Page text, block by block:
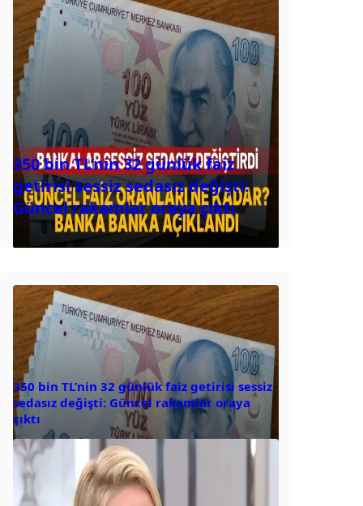
350 bin TL’nin 32 günlük faiz
getirisi sessiz sedasız değişti:
Güncel rakamlar oraya çıktı
350 bin TL’nin 32 günlük faiz getirisi sessiz
sedasız değişti: Güncel rakamlar oraya
çıktı